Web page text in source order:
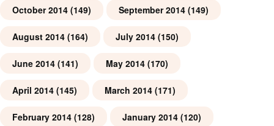
October 2014 (149) September 2014 (149)
August 2014 (164) July 2014 (150)
June 2014 (141) May 2014 (170)
April 2014 (145) March 2014 (171)
February 2014 (128) January 2014 (120)